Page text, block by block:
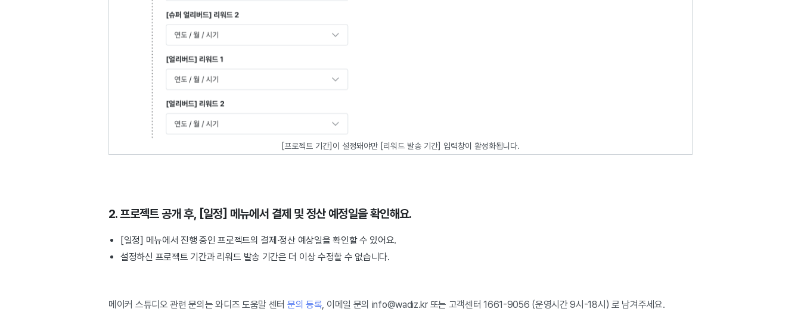
[프로젝트 기간]이 설정돼야만 [리워드 발송 기간] 입력창이 활성화됩니다.
2. 프로젝트 공개 후, [일정] 메뉴에서 결제 및 정산 예정일을 확인해요.
[일정] 메뉴에서 진행 중인 프로젝트의 결제·정산 예상일을 확인할 수 있어요.
설정하신 프로젝트 기간과 리워드 발송 기간은 더 이상 수정할 수 없습니다.
메이커 스튜디오 관련 문의는 와디즈 도움말 센터 문의 등록, 이메일 문의 info@wadiz.kr 또는 고객센터 1661-9056 (운영시간 9시-18시) 로 남겨주세요.